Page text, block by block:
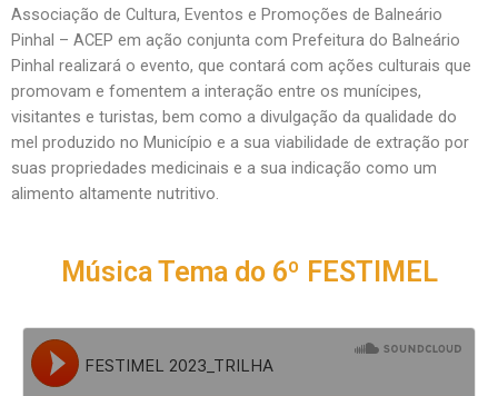
Associação de Cultura, Eventos e Promoções de Balneário
Pinhal – ACEP em ação conjunta com Prefeitura do Balneário
Pinhal realizará o evento, que contará com ações culturais que
promovam e fomentem a interação entre os munícipes,
visitantes e turistas, bem como a divulgação da qualidade do
mel produzido no Município e a sua viabilidade de extração por
suas propriedades medicinais e a sua indicação como um
alimento altamente nutritivo.
Música Tema do 6º FESTIMEL